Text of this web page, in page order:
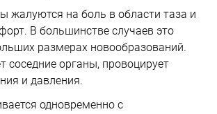
жалуются на боль в области таза и
В большинстве случаев это
размерах новообразований.
соседние органы, провоцирует
и давления.
одновременно с